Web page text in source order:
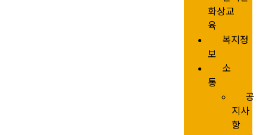
화상교
육
복지정
보
소
통
공
지사
항